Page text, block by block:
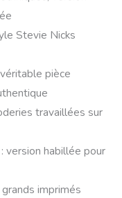
Stevie Nicks
pièce
travaillées sur
version habillée pour
imprimés